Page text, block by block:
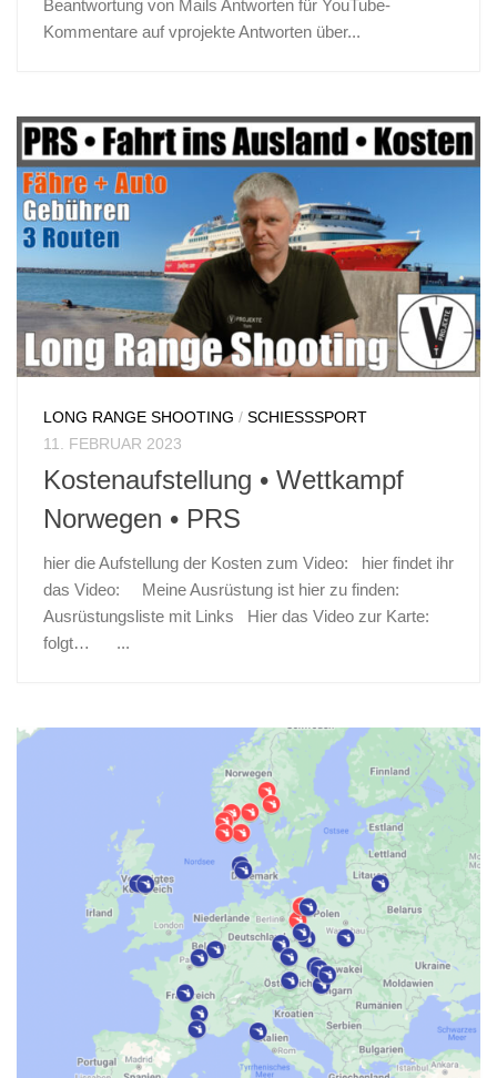
Beantwortung von Mails Antworten für YouTube-
Kommentare auf vprojekte Antworten über...
LONG RANGE SHOOTING / SCHIESSSPORT
11. FEBRUAR 2023
Kostenaufstellung • Wettkampf
Norwegen • PRS
hier die Aufstellung der Kosten zum Video: hier findet ihr
das Video: Meine Ausrüstung ist hier zu finden:
Ausrüstungsliste mit Links Hier das Video zur Karte:
folgt… ...